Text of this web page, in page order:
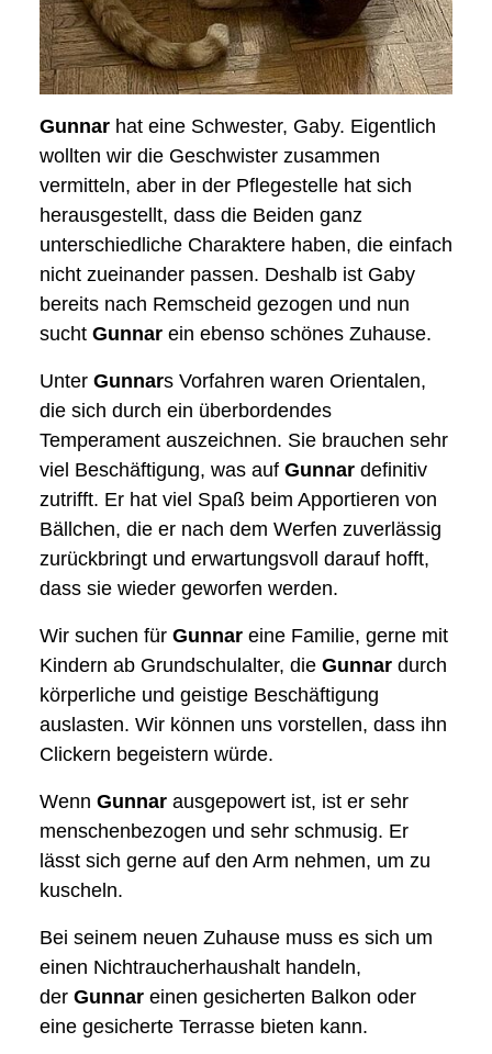
Gunnar hat eine Schwester, Gaby. Eigentlich
wollten wir die Geschwister zusammen
vermitteln, aber in der Pflegestelle hat sich
herausgestellt, dass die Beiden ganz
unterschiedliche Charaktere haben, die einfach
nicht zueinander passen. Deshalb ist Gaby
bereits nach Remscheid gezogen und nun
sucht Gunnar ein ebenso schönes Zuhause.
Unter Gunnars Vorfahren waren Orientalen,
die sich durch ein überbordendes
Temperament auszeichnen. Sie brauchen sehr
viel Beschäftigung, was auf Gunnar definitiv
zutrifft. Er hat viel Spaß beim Apportieren von
Bällchen, die er nach dem Werfen zuverlässig
zurückbringt und erwartungsvoll darauf hofft,
dass sie wieder geworfen werden.
Wir suchen für Gunnar eine Familie, gerne mit
Kindern ab Grundschulalter, die Gunnar durch
körperliche und geistige Beschäftigung
auslasten. Wir können uns vorstellen, dass ihn
Clickern begeistern würde.
Wenn Gunnar ausgepowert ist, ist er sehr
menschenbezogen und sehr schmusig. Er
lässt sich gerne auf den Arm nehmen, um zu
kuscheln.
Bei seinem neuen Zuhause muss es sich um
einen Nichtraucherhaushalt handeln,
der Gunnar einen gesicherten Balkon oder
eine gesicherte Terrasse bieten kann.